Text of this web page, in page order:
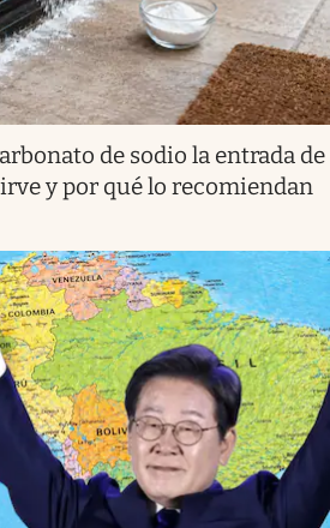
de sodio la entrada de
y por qué lo recomiendan